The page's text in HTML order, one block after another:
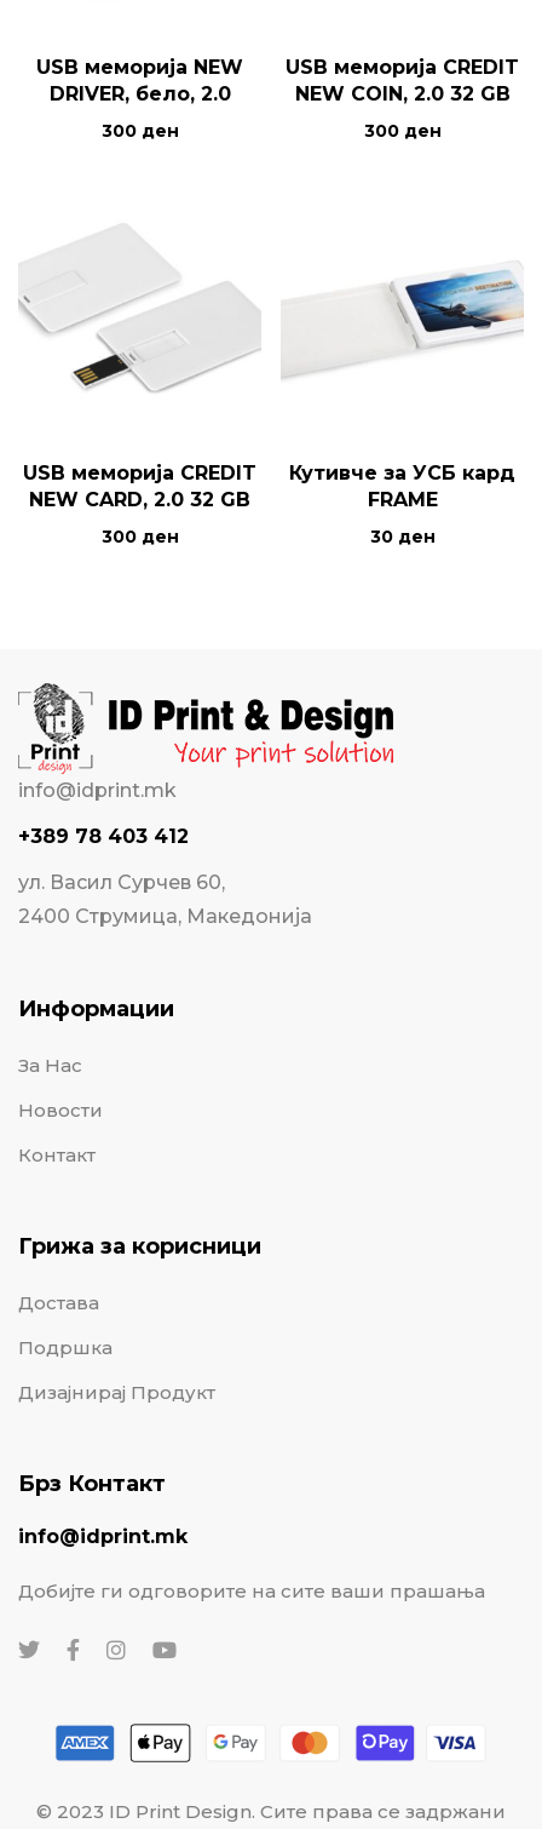
USB меморија NEW
DRIVER, бело, 2.0
300 ден
USB меморија CREDIT
NEW COIN, 2.0 32 GB
300 ден
USB меморија CREDIT
NEW CARD, 2.0 32 GB
300 ден
Кутивче за УСБ кард
FRAME
30 ден
info@idprint.mk
+389 78 403 412
ул. Васил Сурчев 60,
2400 Струмица, Македонија
Информации
За Нас
Новости
Контакт
Грижа за корисници
Достава
Подршка
Дизајнирај Продукт
Брз Контакт
info@idprint.mk
Добијте ги одговорите на сите ваши прашања
© 2023 ID Print Design. Сите права се задржани